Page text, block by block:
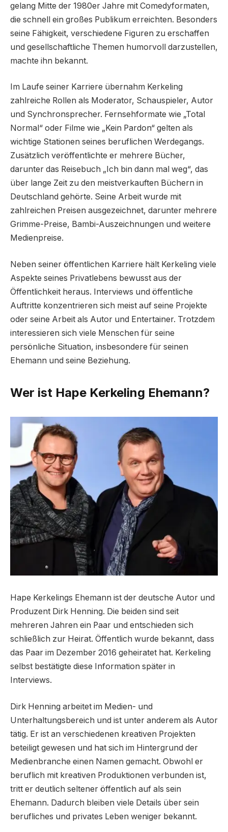
gelang Mitte der 1980er Jahre mit Comedyformaten,
die schnell ein großes Publikum erreichten. Besonders
seine Fähigkeit, verschiedene Figuren zu erschaffen
und gesellschaftliche Themen humorvoll darzustellen,
machte ihn bekannt.
Im Laufe seiner Karriere übernahm Kerkeling
zahlreiche Rollen als Moderator, Schauspieler, Autor
und Synchronsprecher. Fernsehformate wie „Total
Normal“ oder Filme wie „Kein Pardon“ gelten als
wichtige Stationen seines beruflichen Werdegangs.
Zusätzlich veröffentlichte er mehrere Bücher,
darunter das Reisebuch „Ich bin dann mal weg“, das
über lange Zeit zu den meistverkauften Büchern in
Deutschland gehörte. Seine Arbeit wurde mit
zahlreichen Preisen ausgezeichnet, darunter mehrere
Grimme-Preise, Bambi-Auszeichnungen und weitere
Medienpreise.
Neben seiner öffentlichen Karriere hält Kerkeling viele
Aspekte seines Privatlebens bewusst aus der
Öffentlichkeit heraus. Interviews und öffentliche
Auftritte konzentrieren sich meist auf seine Projekte
oder seine Arbeit als Autor und Entertainer. Trotzdem
interessieren sich viele Menschen für seine
persönliche Situation, insbesondere für seinen
Ehemann und seine Beziehung.
Wer ist Hape Kerkeling Ehemann?
Hape Kerkelings Ehemann ist der deutsche Autor und
Produzent Dirk Henning. Die beiden sind seit
mehreren Jahren ein Paar und entschieden sich
schließlich zur Heirat. Öffentlich wurde bekannt, dass
das Paar im Dezember 2016 geheiratet hat. Kerkeling
selbst bestätigte diese Information später in
Interviews.
Dirk Henning arbeitet im Medien- und
Unterhaltungsbereich und ist unter anderem als Autor
tätig. Er ist an verschiedenen kreativen Projekten
beteiligt gewesen und hat sich im Hintergrund der
Medienbranche einen Namen gemacht. Obwohl er
beruflich mit kreativen Produktionen verbunden ist,
tritt er deutlich seltener öffentlich auf als sein
Ehemann. Dadurch bleiben viele Details über sein
berufliches und privates Leben weniger bekannt.